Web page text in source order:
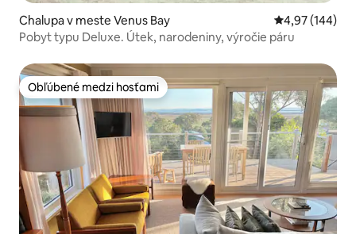
Chalupa v meste Venus Bay Priemerné
4,97 (144)
Pobyt typu Deluxe. Útek, narodeniny, výročie páru
Obľúbené medzi hosťami
Obľúbené medzi hosťami